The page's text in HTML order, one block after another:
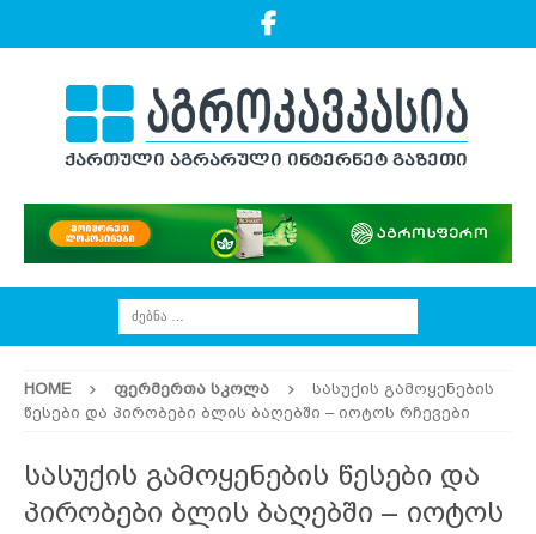
HOME ᲤᲔᲠᲛᲔᲠᲗᲐ ᲡᲙᲝᲚᲐ
სასუქის გამოყენების
წესები და პირობები ბლის ბაღებში – იოტოს რჩევები
სასუქის გამოყენების წესები და
პირობები ბლის ბაღებში – იოტოს